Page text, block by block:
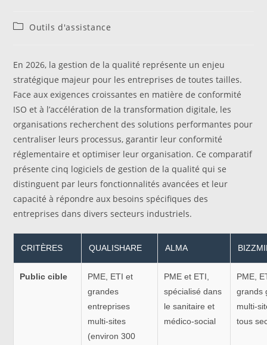
PostOutils d'assistance
En 2026, la gestion de la qualité représente un enjeu
stratégique majeur pour les entreprises de toutes tailles.
Face aux exigences croissantes en matière de conformité
ISO et à l’accélération de la transformation digitale, les
organisations recherchent des solutions performantes pour
centraliser leurs processus, garantir leur conformité
réglementaire et optimiser leur organisation. Ce comparatif
présente cinq logiciels de gestion de la qualité qui se
distinguent par leurs fonctionnalités avancées et leur
capacité à répondre aux besoins spécifiques des
entreprises dans divers secteurs industriels.
CRITÈRES QUALISHARE ALMA
Public cible
PME, ETI et
grandes
entreprises
multi-sites
(environ 300
PME et ETI,
spécialisé dans
le sanitaire et
médico-social
PME,
grands
multi-
tous